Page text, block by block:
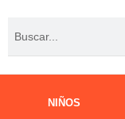
contenido
NIÑOS